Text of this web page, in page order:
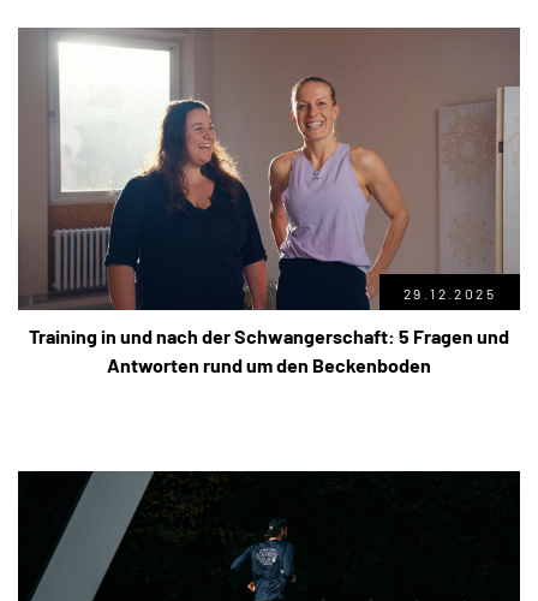
29.12.2025
Training in und nach der Schwangerschaft: 5 Fragen und
Antworten rund um den Beckenboden